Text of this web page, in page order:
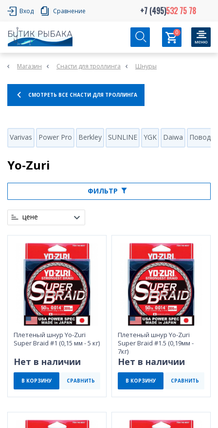
Вход Сравнение +7 (495)532 75 78
0
Магазин Снасти для троллинга Шнуры
СМОТРЕТЬ ВСЕ СНАСТИ ДЛЯ ТРОЛЛИНГА
Varivas Power Pro Berkley SUNLINE YGK Daiwa
Yo-Zuri
ФИЛЬТР
цене
Плетеный шнур Yo-Zuri
Super Braid #1 (0,15 мм - 5 кг)
Нет в наличии
В КОРЗИНУ СРАВНИТЬ
Плетеный шнур Yo-Zuri
Super Braid #1.5 (0,19мм -
7кг)
Нет в наличии
В КОРЗИНУ СРАВНИТЬ